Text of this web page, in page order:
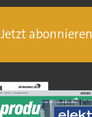
Jetzt abonnieren